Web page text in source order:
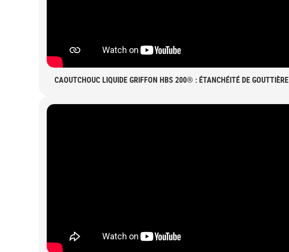
CAOUTCHOUC LIQUIDE GRIFFON HBS 200® : ÉTANCHÉITÉ DE GOUTTIÈRE